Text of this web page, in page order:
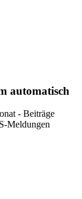
automatisch
- Beiträge
Meldungen